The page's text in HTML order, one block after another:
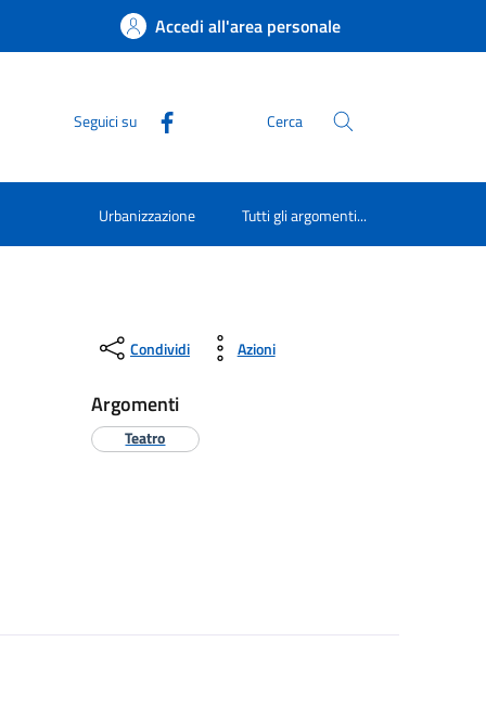
Accedi all'area personale
Seguici su Cerca
Urbanizzazione Tutti gli argomenti...
Condividi Azioni
Argomenti
Teatro